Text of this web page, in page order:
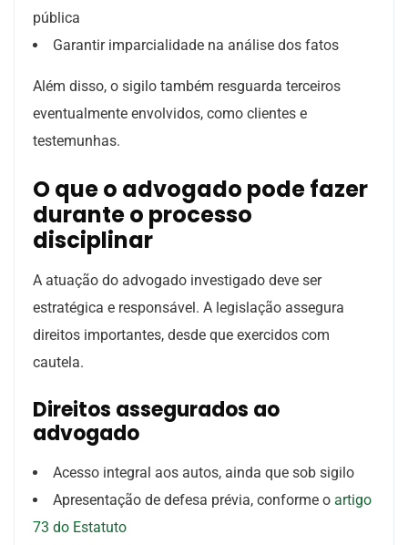
pública
Garantir imparcialidade na análise dos fatos
Além disso, o sigilo também resguarda terceiros
eventualmente envolvidos, como clientes e
testemunhas.
O que o advogado pode fazer
durante o processo
disciplinar
A atuação do advogado investigado deve ser
estratégica e responsável. A legislação assegura
direitos importantes, desde que exercidos com
cautela.
Direitos assegurados ao
advogado
Acesso integral aos autos, ainda que sob sigilo
Apresentação de defesa prévia, conforme o artigo
73 do Estatuto